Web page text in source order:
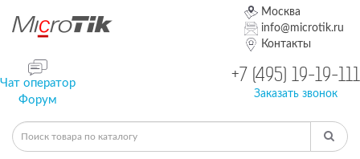
Москва
info@microtik.ru
Контакты
Чат оператор
Форум
+7 (495) 19-19-111
Заказать звонок